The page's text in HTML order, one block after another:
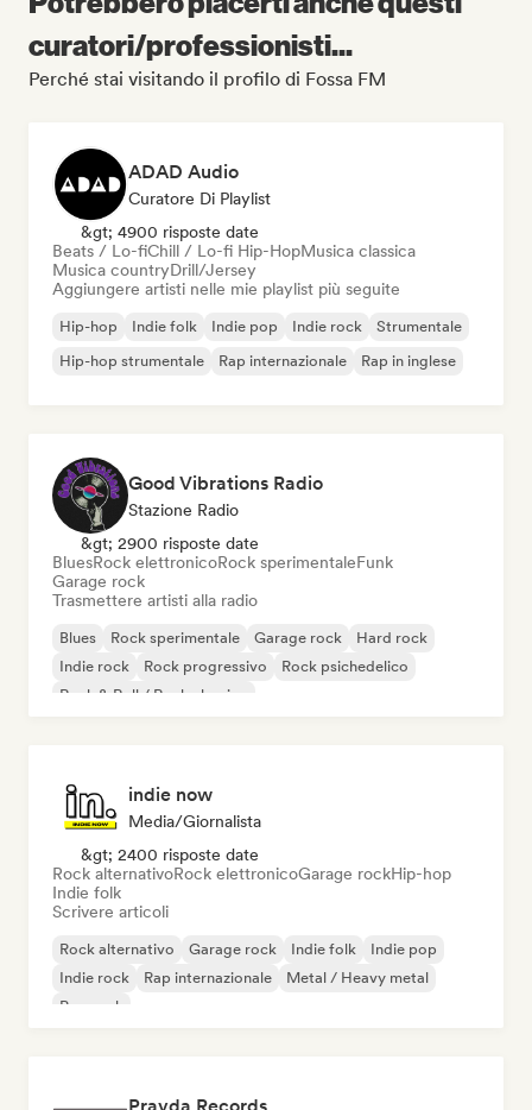
curatori/professionisti...
Perché stai visitando il profilo di Fossa FM
ADAD Audio
Curatore Di Playlist
&gt; 4900 risposte date
Beats / Lo-fiChill / Lo-fi Hip-HopMusica classica
Musica countryDrill/Jersey
Aggiungere artisti nelle mie playlist più seguite
Hip-hop Indie folk Indie pop Indie rock
Strumentale
Hip-hop strumentale
Rap internazionale Rap in inglese
Good Vibrations Radio
Stazione Radio
&gt; 2900 risposte date
BluesRock elettronicoRock sperimentaleFunk
Garage rock
Trasmettere artisti alla radio
Blues Rock sperimentale Garage rock
Hard rock
Indie rock
Rock progressivo
Rock psichedelico
Rock & Roll / Rock classico
indie now
Media/Giornalista
&gt; 2400 risposte date
Rock alternativoRock elettronicoGarage rockHip-hop
Indie folk
Scrivere articoli
Rock alternativo Garage rock Indie folk
Indie pop
Indie rock
Rap internazionale
Metal / Heavy metal
Pop rock